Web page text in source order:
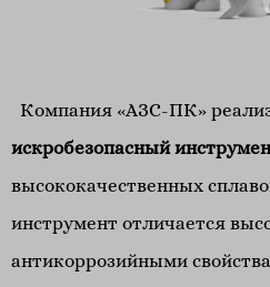
Компания «АЗС-ПК»
искробезопасный
высококачественных
инструмент отличается
антикоррозийными